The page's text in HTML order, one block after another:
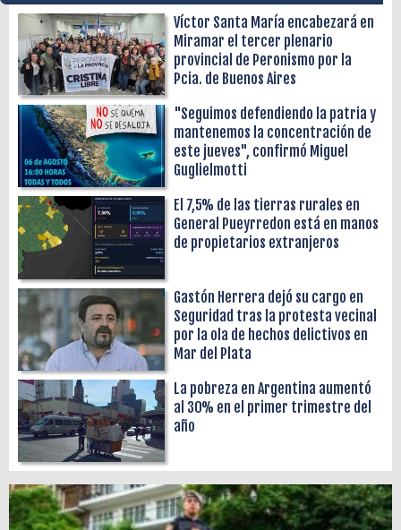
Víctor Santa María encabezará en
Miramar el tercer plenario
provincial de Peronismo por la
Pcia. de Buenos Aires
"Seguimos defendiendo la patria y
mantenemos la concentración de
este jueves", confirmó Miguel
Guglielmotti
El 7,5% de las tierras rurales en
General Pueyrredon está en manos
de propietarios extranjeros
Gastón Herrera dejó su cargo en
Seguridad tras la protesta vecinal
por la ola de hechos delictivos en
Mar del Plata
La pobreza en Argentina aumentó
al 30% en el primer trimestre del
año